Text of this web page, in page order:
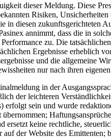
dieser Meldung. Diese
Risiken,
diesen zukunftsgerichteten
annimmt, dass die in
zu. Die
Ergebnisse erheblich
und die allgemeine
nur nach ihren
in der
der leichteren
sein und wurde
keine rechtliche,
auf der Website des